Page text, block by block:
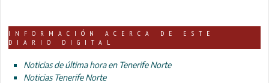
INFORMACIÓN ACERCA DE ESTE
DIARIO DIGITAL
Noticias de última hora en Tenerife Norte
Noticias Tenerife Norte